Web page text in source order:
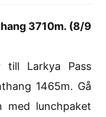
3710m. (8/9
till Larkya Pass
1465m. Gå
med lunchpaket